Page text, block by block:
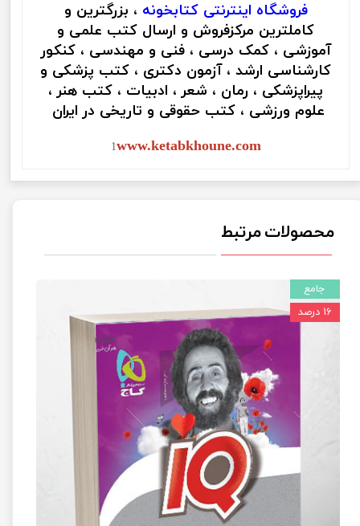
فروشگاه اینترنتی کتابخونه ، بزرگترین و
کاملترین مرکزفروش و ارسال کتب علمی و
آموزشی ، کمک درسی ، فنی و مهندسی ، کنکور
کارشناسی ارشد ، آزمون دکتری ، کتب پزشکی و
پیراپزشکی ، رمان ، شعر ، ادبیات ، کتب هنر ،
علوم ورزشی ، کتب حقوقی و تاریخی در ایران
1www.ketabkhoune.com
محصولات مرتبط
جامع
۱۶ درصد